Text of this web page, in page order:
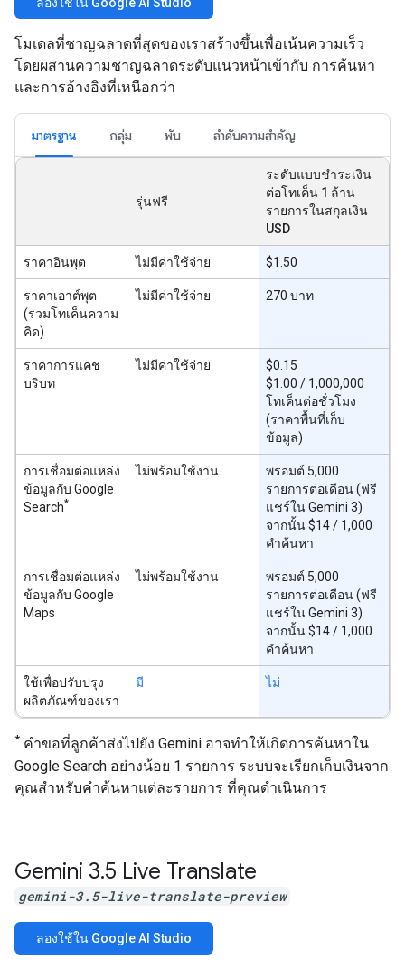
โมเดลที่ชาญฉลาดที่สุดของเราสร้างขึ้นเพื่อเน้นความเร็ว
โดยผสานความชาญฉลาดระดับแนวหน้าเข้ากับ การค้นหา
และการอ้างอิงที่เหนือกว่า
มาตรฐาน กลุ่ม พับ ลำดับความสำคัญ
รุ่นฟรี
ระดับแบบชำระเงิน
ต่อโทเค็น 1 ล้าน
รายการในสกุลเงิน
USD
ราคาอินพุต ไม่มีค่าใช้จ่าย $1.50
ราคาเอาต์พุต
(รวมโทเค็นความ
คิด)
ไม่มีค่าใช้จ่าย 270 บาท
ราคาการแคช
บริบท
ไม่มีค่าใช้จ่าย
$0.15
$1.00 / 1,000,000
โทเค็นต่อชั่วโมง
(ราคาพื้นที่เก็บ
ข้อมูล)
การเชื่อมต่อแหล่ง
ข้อมูลกับ Google
Search*
ไม่พร้อมใช้งาน
พรอมต์ 5,000
รายการต่อเดือน (ฟรี
แชร์ใน Gemini 3)
จากนั้น $14 / 1,000
คำค้นหา
การเชื่อมต่อแหล่ง
ข้อมูลกับ Google
Maps
ไม่พร้อมใช้งาน
พรอมต์ 5,000
รายการต่อเดือน (ฟรี
แชร์ใน Gemini 3)
จากนั้น $14 / 1,000
คำค้นหา
ใช้เพื่อปรับปรุง
ผลิตภัณฑ์ของเรา
มี ไม่
* คำขอที่ลูกค้าส่งไปยัง Gemini อาจทำให้เกิดการค้นหาใน
Google Search อย่างน้อย 1 รายการ ระบบจะเรียกเก็บเงินจาก
คุณสำหรับคำค้นหาแต่ละรายการ ที่คุณดำเนินการ
Gemini 3.5 Live Translate
gemini-3.5-live-translate-preview
ลองใช้ใน Google AI Studio